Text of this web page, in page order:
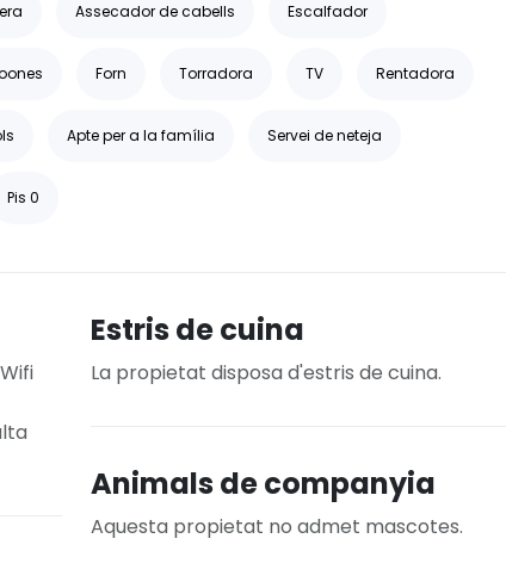
Assecador de cabells Escalfador
Forn Torradora TV Rentadora
Apte per a la família Servei de neteja
Pis 0
Estris de cuina
La propietat disposa d'estris de cuina.
Animals de companyia
Aquesta propietat no admet mascotes.